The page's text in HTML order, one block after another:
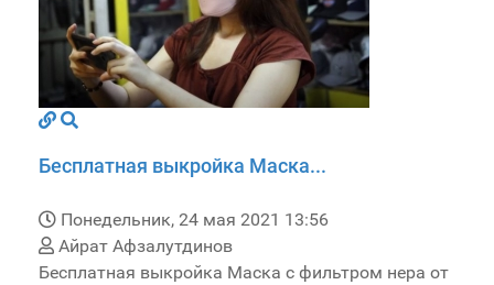
Бесплатная выкройка Маска...
Понедельник, 24 мая 2021 13:56
Айрат Афзалутдинов
Бесплатная выкройка Маска с фильтром нера от